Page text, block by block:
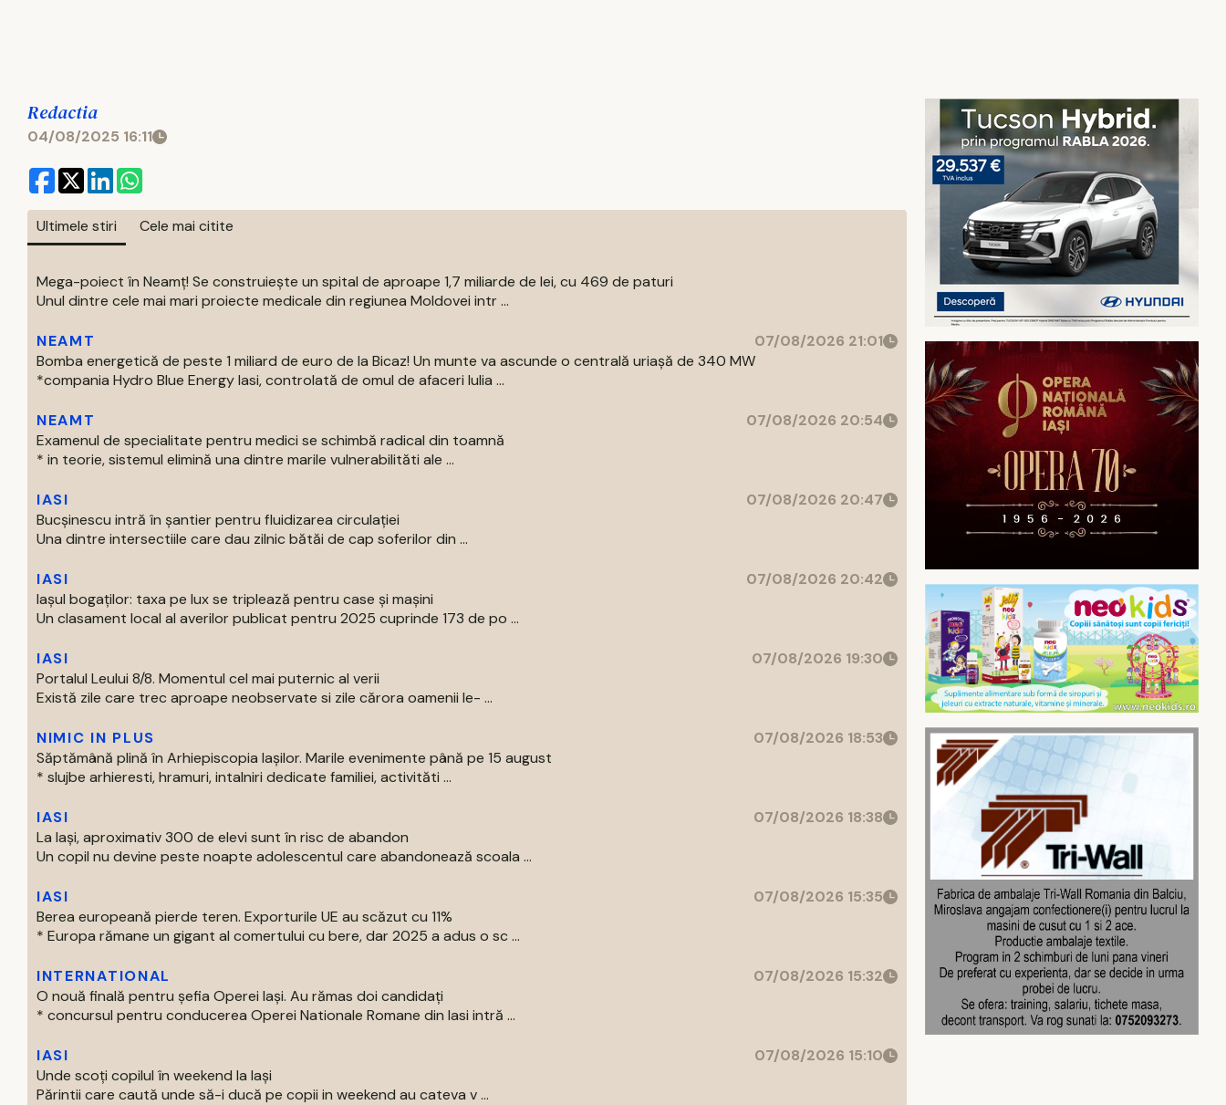
Redactia
04/08/2025 16:11
Ultimele stiri Cele mai citite
Mega-poiect în Neamț! Se construiește un spital de aproape 1,7 miliarde de lei, cu 469 de paturi
Unul dintre cele mai mari proiecte medicale din regiunea Moldovei intr ...
NEAMT
07/08/2026 21:01
Bomba energetică de peste 1 miliard de euro de la Bicaz! Un munte va ascunde o centrală uriașă de 340 MW
*compania Hydro Blue Energy Iasi, controlată de omul de afaceri Iulia ...
NEAMT
07/08/2026 20:54
Examenul de specialitate pentru medici se schimbă radical din toamnă
* in teorie, sistemul elimină una dintre marile vulnerabilităti ale ...
IASI
07/08/2026 20:47
Bucșinescu intră în șantier pentru fluidizarea circulației
Una dintre intersectiile care dau zilnic bătăi de cap soferilor din ...
IASI
07/08/2026 20:42
Iașul bogaților: taxa pe lux se triplează pentru case și mașini
Un clasament local al averilor publicat pentru 2025 cuprinde 173 de po ...
IASI
07/08/2026 19:30
Portalul Leului 8/8. Momentul cel mai puternic al verii
Există zile care trec aproape neobservate si zile cărora oamenii le- ...
NIMIC IN PLUS
07/08/2026 18:53
Săptămână plină în Arhiepiscopia Iașilor. Marile evenimente până pe 15 august
* slujbe arhieresti, hramuri, intalniri dedicate familiei, activităti ...
IASI
07/08/2026 18:38
La Iași, aproximativ 300 de elevi sunt în risc de abandon
Un copil nu devine peste noapte adolescentul care abandonează scoala ...
IASI
07/08/2026 15:35
Berea europeană pierde teren. Exporturile UE au scăzut cu 11%
* Europa rămane un gigant al comertului cu bere, dar 2025 a adus o sc ...
INTERNATIONAL
07/08/2026 15:32
O nouă finală pentru șefia Operei Iași. Au rămas doi candidați
* concursul pentru conducerea Operei Nationale Romane din Iasi intră ...
IASI
07/08/2026 15:10
Unde scoți copilul în weekend la Iași
Părintii care caută unde să-i ducă pe copii in weekend au cateva v ...